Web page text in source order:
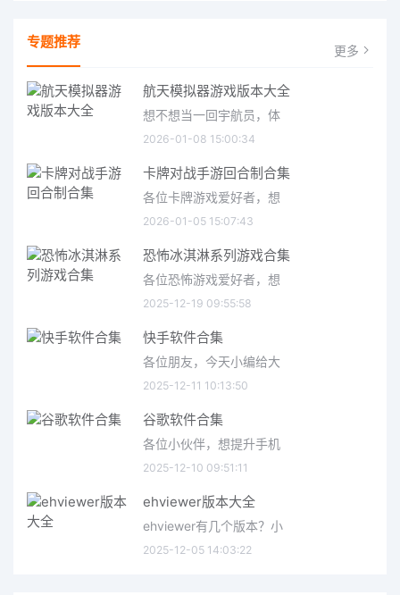
专题推荐 更多
航天模拟器游戏版本大全
想不想当一回宇航员，体
2026-01-08 15:00:34
卡牌对战手游回合制合集
各位卡牌游戏爱好者，想
2026-01-05 15:07:43
恐怖冰淇淋系列游戏合集
各位恐怖游戏爱好者，想
2025-12-19 09:55:58
快手软件合集
各位朋友，今天小编给大
2025-12-11 10:13:50
谷歌软件合集
各位小伙伴，想提升手机
2025-12-10 09:51:11
ehviewer版本大全
ehviewer有几个版本？小
2025-12-05 14:03:22